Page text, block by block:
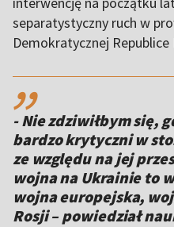
separatystyczny ruch w
Demokratycznej Republice
,,
- Nie zdziwiłbym się,
bardzo krytyczni w
ze względu na jej
wojna na Ukrainie to
wojna europejska,
Rosji – powiedział